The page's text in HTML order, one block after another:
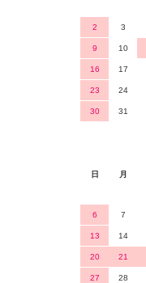
2 3
9 10
16 17
23 24
30 31
日 月
6 7
13 14
20 21
27 28